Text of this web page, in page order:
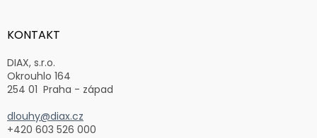
aKONTAKT
DIAX, s.r.o.
Okrouhlo 164
254 01 Praha - západ
dlouhy@diax.cz
+420 603 526 000